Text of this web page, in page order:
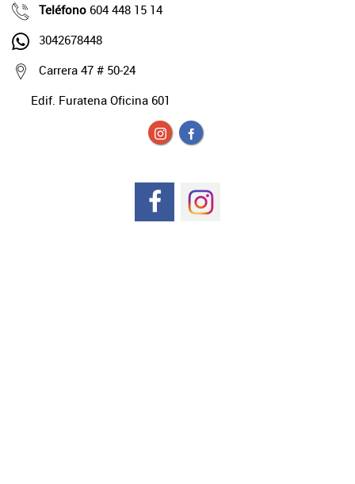
Teléfono 604 448 15 14
3042678448
Carrera 47 # 50-24
Edif. Furatena Oficina 601